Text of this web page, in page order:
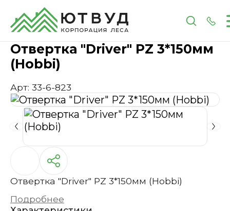
ГлавнаяКаталогИнструменты и расходные
Отвертка "Driver" PZ 3*150мм
(Hobbi)
Арт: 33-6-823
Отвертка "Driver" PZ 3*150мм (Hobbi)
Подробнее